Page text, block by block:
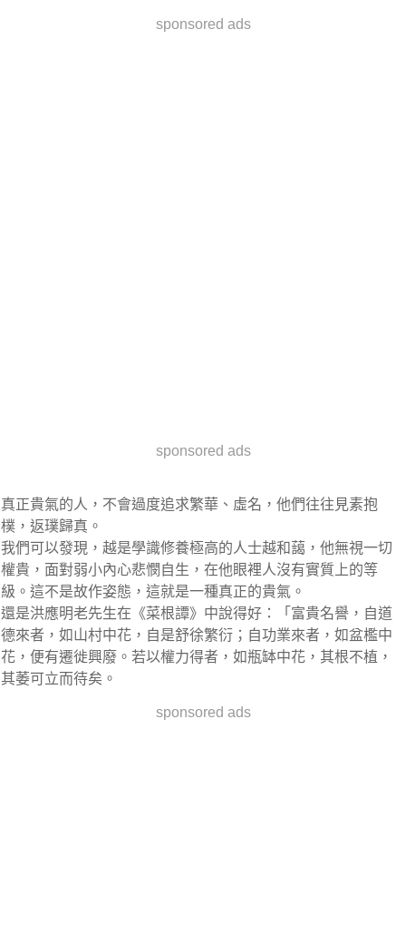
sponsored ads
sponsored ads
真正貴氣的人，不會過度追求繁華、虛名，他們往往見素抱
樸，返璞歸真。
我們可以發現，越是學識修養極高的人士越和藹，他無視一切
權貴，面對弱小內心悲憫自生，在他眼裡人沒有實質上的等
級。這不是故作姿態，這就是一種真正的貴氣。
還是洪應明老先生在《菜根譚》中說得好：「富貴名譽，自道
德來者，如山村中花，自是舒徐繁衍；自功業來者，如盆檻中
花，便有遷徙興廢。若以權力得者，如瓶缽中花，其根不植，
其萎可立而待矣。
sponsored ads